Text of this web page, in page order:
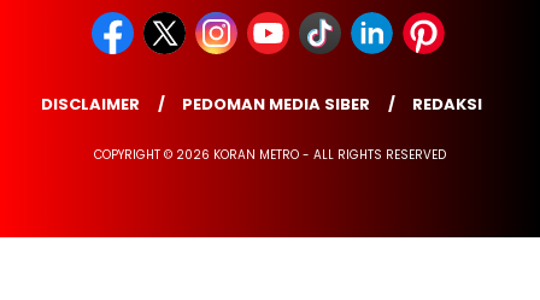
DISCLAIMER PEDOMAN MEDIA SIBER REDAKSI
COPYRIGHT © 2026 KORAN METRO - ALL RIGHTS RESERVED